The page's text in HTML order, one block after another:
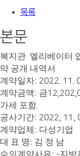
목록
본문
복지관 엘리베이터
약 공개 내역서
계약일자: 2022. 11.
계약금액: 금
가세 포함.
공사기간: 2022, 11,
계약업체 : 다성기업
대 표 명: 김 정 남